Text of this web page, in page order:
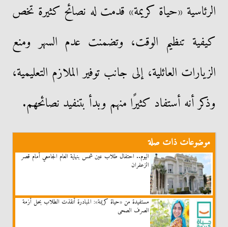
الرئاسية «حياة كريمة» قدمت له نصائح كثيرة تخص
كيفية تنظيم الوقت، وتضمنت عدم السهر ومنع
الزيارات العائلية، إلى جانب توفير الملازم التعليمية،
وذكر أنه أستفاد كثيرًا منهم وبدأ بتنفيد نصائحهم.
موضوعات ذات صلة
اليوم.. احتفال طلاب عين شمس بنهاية العام الجامعي أمام قصر
الزعفران
مستفيدة من «حياة كريمة»: المبادرة أنقذت الطلاب بحل أزمة
الصرف الصحى